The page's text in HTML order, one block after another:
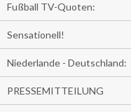
Fußball TV-Quoten:
Sensationell!
Niederlande - Deutschland:
PRESSEMITTEILUNG